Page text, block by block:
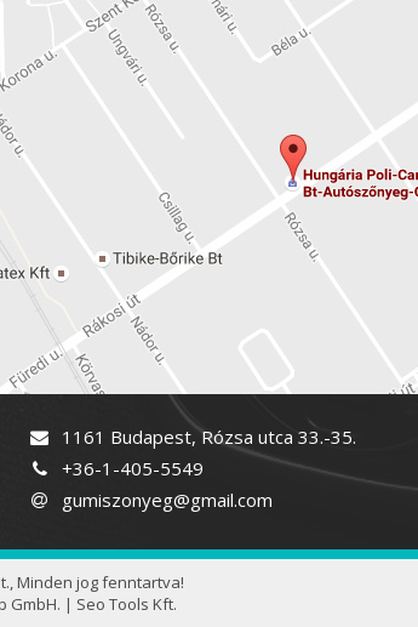
1161 Budapest, Rózsa utca 33.-35.
+36-1-405-5549
gumiszonyeg@gmail.com
Minden jog fenntartva!
GmbH. | Seo Tools Kft.